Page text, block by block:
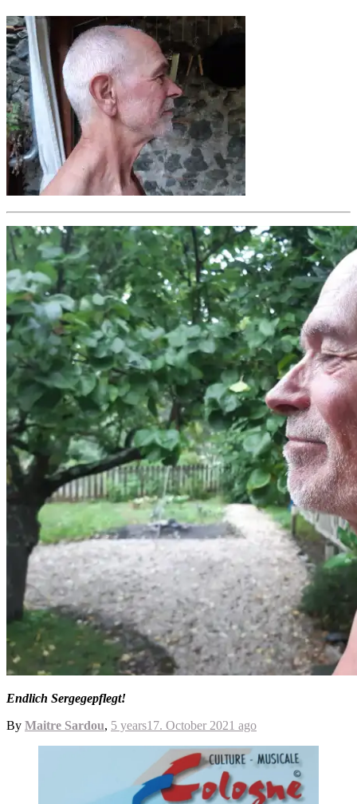
Endlich Sergegepflegt!
By Maitre Sardou, 5 years17. October 2021 ago